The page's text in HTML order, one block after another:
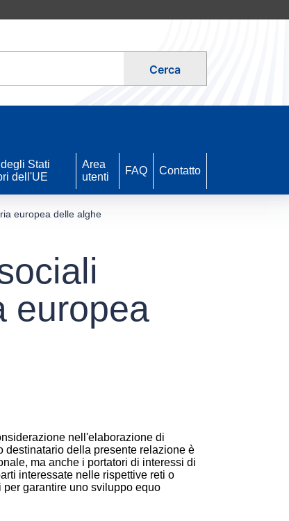
Cerca
Stati
dell'UE
Area
utenti
FAQ Contatto
europea delle alghe
europea
nell'elaborazione di
della presente relazione è
ma anche i portatori di interessi di
interessate nelle rispettive reti o
garantire uno sviluppo equo